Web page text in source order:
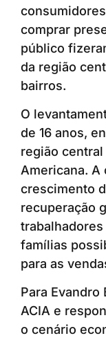
comprar
público
da região
bairros.
O
de 16 anos,
região
Americana. A
crescimento
recuperação
famílias
para as
Para
ACIA e
o cenário